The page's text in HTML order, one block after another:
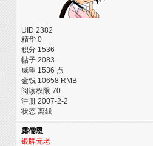
UID 2382
精华 0
积分 1536
帖子 2083
威望 1536 点
金钱 10658 RMB
阅读权限 70
注册 2007-2-2
状态 离线
露儒恩
银牌元老